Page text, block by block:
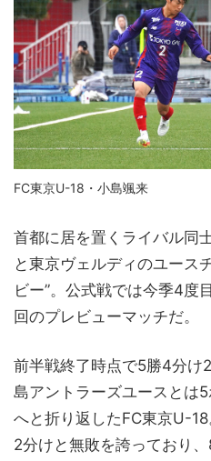
FC東京U-18・小島颯来
首都に居を置くライバル同
と東京ヴェルディのユース
ビー”。公式戦では今季4度
回のプレビューマッチだ。
前半戦終了時点で5勝4分け
島アントラーズユースとは
へと折り返したFC東京U-
2分けと無敗を誇っており